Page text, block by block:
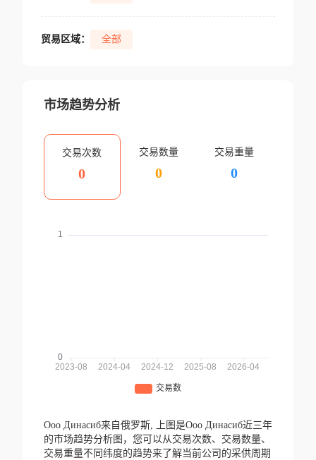
贸易区域： 全部
市场趋势分析
交易次数
0
交易数量
0
交易重量
0
Ооо Динасиб来自俄罗斯,
上图是Ооо Динасиб近三年
的市场趋势分析图，您可以从交易次数、交易数量、
交易重量不同纬度的趋势来了解当前公司的采供周期